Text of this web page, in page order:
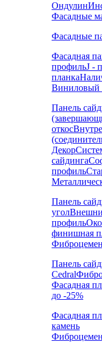
Ондулин
Фасадные
Фасадные
Фасадная
профильJ -
планка
Виниловый
Панель
откос
Декор
сайдинга
профиль
Панель
угол
профиль
финишная
Панель
Cedral
Фасадная
до -25%
Фасадная
камень